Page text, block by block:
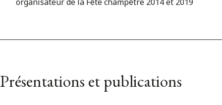
Présentations et publications